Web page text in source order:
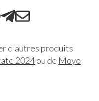
d'autres produits
2024ou de Moyo